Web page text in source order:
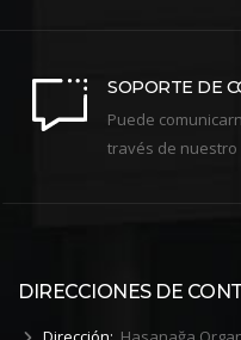
SOPORTE DE
Puede
través de
DIRECCIONES DE